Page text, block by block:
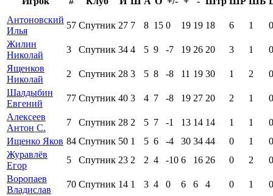
Антоновский
Илья
57 Спутник 27 7 8 15 0 19 19 18 6 1
0
Жилин
Николай
3 Спутник 34 4 5 9 -7 19 26 20 3 1
0
Ященков
Николай
2 Спутник 28 3 5 8 -8 11 19 30 1 2
0
Шалдыбин
Евгений
77 Спутник 40 3 4 7 -8 19 27 20 2 1
0
Алексеев
Антон С.
7 Спутник 28 2 5 7 -1 13 14 14 1 1
0
Ищенко Яков 84 Спутник 50 1 5 6 -4 30 34 44 0 1
0
Журавлёв
Егор
5 Спутник 23 2 2 4 -10 6 16 26 0 2
0
Воропаев
Владислав
70 Спутник 14 1 3 4 0 6 6 4 0 1
0